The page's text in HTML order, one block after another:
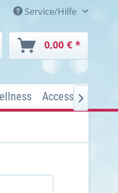
Service/Hilfe
0,00 € *
Accessoires
